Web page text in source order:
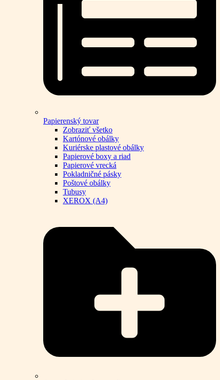
Papierenský tovar
Zobraziť všetko
Kartónové obálky
Kuriérske plastové obálky
Papierové boxy a riad
Papierové vrecká
Pokladničné pásky
Poštové obálky
Tubusy
XEROX (A4)